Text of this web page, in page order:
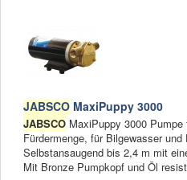
JABSCO MaxiPuppy 3000
JABSCO MaxiPuppy 3000
Fürdermenge, für Bilgewasser und
Selbstansaugend bis 2,4 m mit
Mit Bronze Pumpkopf und Öl